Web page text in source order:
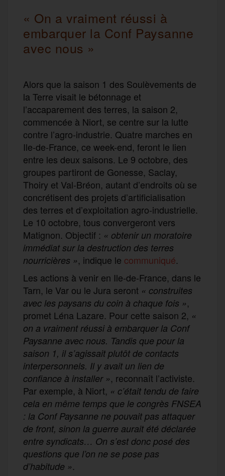
« On a vraiment réussi à
embarquer la Conf Paysanne
avec nous »
Alors que la saison 1 des Soulèvements de
la Terre visait le bétonnage et
l’accaparement des terres, la saison 2,
commencée à Niort, se centre sur la lutte
contre l’agro-industrie. Quatre marches en
Ile-de-France, ce week-end, feront le lien
entre les deux saisons. Le 9 octobre, des
groupes partiront de Gonesse, Saclay,
Thoiry et Val-Bréon, autant d’endroits où se
concrétisent des projets d’artificialisation
des terres et d’exploitation agro-industrielle.
Le 10 octobre, tous convergeront vers
Matignon. Objectif : « obtenir un moratoire
immédiat sur la destruction des terres
nourricières », indique le communiqué.
Les actions à venir en Ile-de-France, dans le
Tarn, le Var ou le Jura seront « construites
avec les paysans du coin à chaque fois »,
promet Léna Lazare. Pour cette saison 2, «
on a vraiment réussi à embarquer la Conf
Paysanne avec nous. Tandis que pour la
saison 1, il s’agissait plutôt de contacts
interpersonnels. Il y avait un lien de
confiance à installer », reconnaît l’activiste.
Par exemple, à Niort, « c’était tendu de faire
cela en même temps que le congrès FNSEA
: la Conf Paysanne ne pouvait pas attaquer
de front, sinon la guerre aurait été déclarée
entre syndicats… On s’est donc posé des
questions que l’on ne se pose pas
d’habitude ».